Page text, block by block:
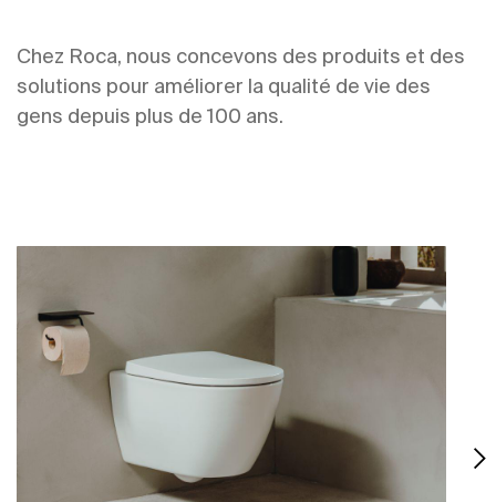
Chez Roca, nous concevons des produits et des
solutions pour améliorer la qualité de vie des
gens depuis plus de 100 ans.